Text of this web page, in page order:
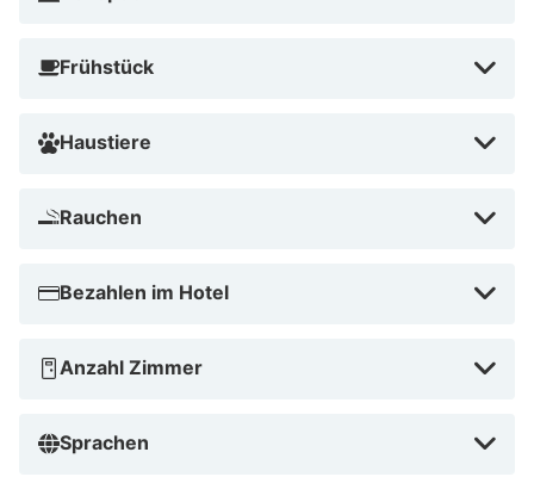
Frühstück
Haustiere
Rauchen
Bezahlen im Hotel
Anzahl Zimmer
Sprachen